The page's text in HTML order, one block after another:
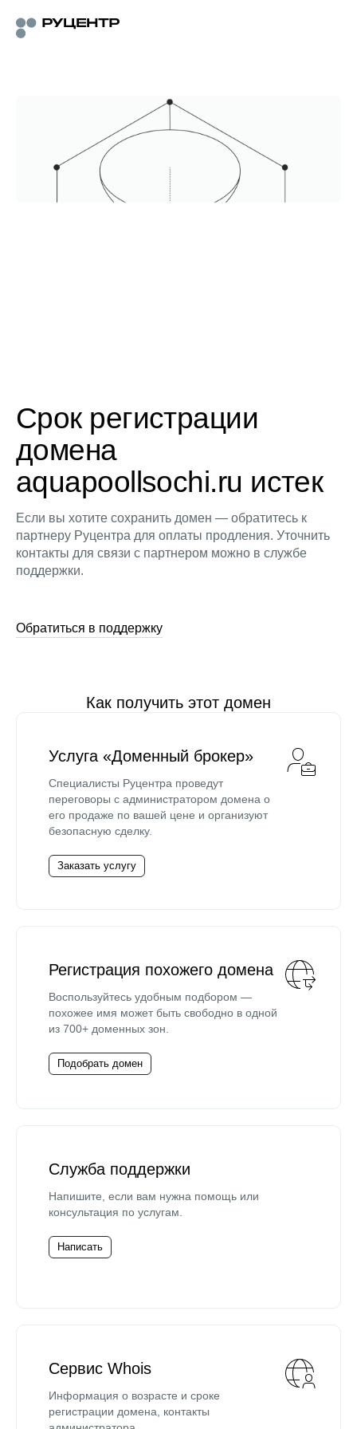
Срок регистрации
домена
aquapoollsochi.ru истек
Если вы хотите сохранить домен — обратитесь к
партнеру Руцентра для оплаты продления. Уточнить
контакты для связи с партнером можно в службе
поддержки.
Обратиться в поддержку
Как получить этот домен
Услуга «Доменный брокер»
Специалисты Руцентра проведут
переговоры с администратором домена о
его продаже по вашей цене и организуют
безопасную сделку.
Заказать услугу
Регистрация похожего домена
Воспользуйтесь удобным подбором —
похожее имя может быть свободно в одной
из 700+ доменных зон.
Подобрать домен
Служба поддержки
Напишите, если вам нужна помощь или
консультация по услугам.
Написать
Сервис Whois
Информация о возрасте и сроке
регистрации домена, контакты